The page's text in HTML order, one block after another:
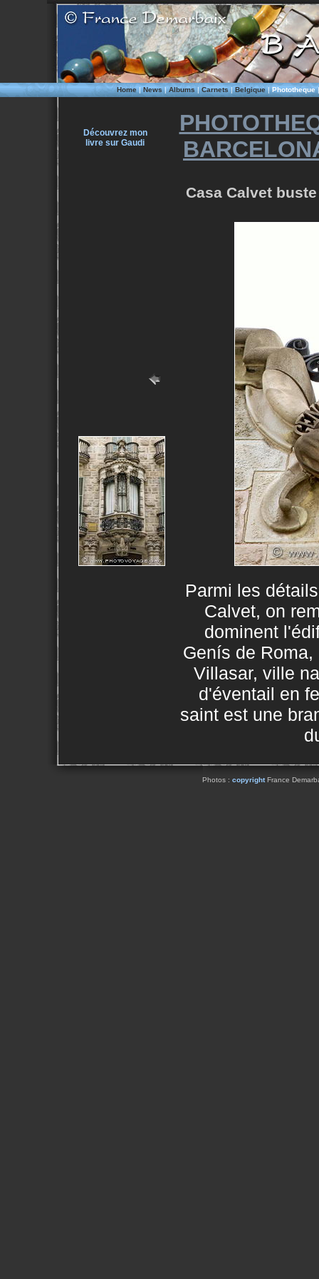
Home|News|Albums|Carnets|Belgique|Phototheque
Découvrez mon
livre sur Gaudi
Casa Calvet
Parmi les
Calvet, on
dominent
Genís de
Villasar, ville
d'éventail en
saint est une
Photos : copyrightFrance